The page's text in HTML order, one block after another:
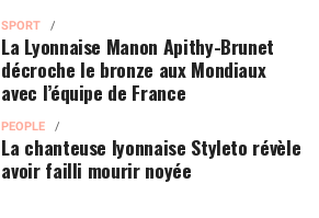
SPORT
La Lyonnaise Manon Apithy-Brunet
décroche le bronze aux Mondiaux
avec l’équipe de France
PEOPLE
La chanteuse lyonnaise Styleto révèle
avoir failli mourir noyée